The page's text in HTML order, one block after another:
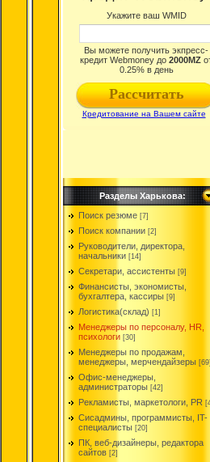
Разделы Харькова:
Поиск резюме [7]
Поиск компании [2]
Руководители, директора,
начальники [14]
Секретари, ассистенты [9]
Финансисты, экономисты,
бухгалтера, кассиры [9]
Логистика(склад) [1]
Менеджеры по персоналу, HR,
психологи [30]
Менеджеры по продажам,
менеджеры, мерчендайзеры [69]
Офис-менеджеры,
администраторы [42]
Рекламисты, маркетологи, PR
Сисадмины, программисты, IT-
специалисты [20]
ПК, веб-дизайнеры, редактора
сайтов [2]